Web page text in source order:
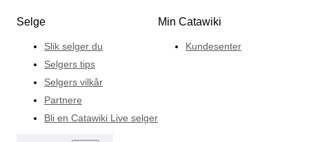
Selge
Slik selger du
Selgers tips
Selgers vilkår
Partnere
Bli en Catawiki Live selger
Min Catawiki
Kundesenter